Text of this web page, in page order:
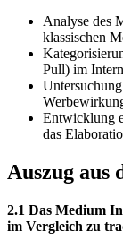
Analyse des
klassischen
Pull) im
Entwicklung
das
Auszug aus
2.1 Das Medium
im Vergleich zu